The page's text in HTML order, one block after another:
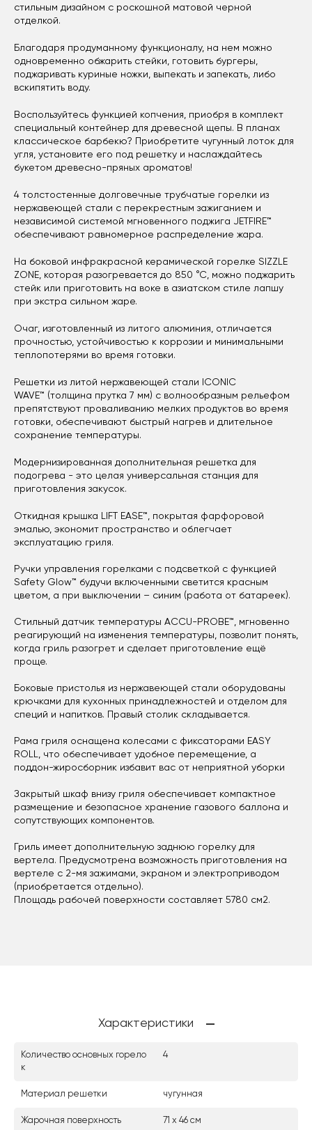
стильным дизайном с роскошной матовой черной
отделкой.
Благодаря продуманному функционалу, на нем можно
одновременно обжарить стейки, готовить бургеры,
поджаривать куриные ножки, выпекать и запекать, либо
вскипятить воду.
Воспользуйтесь функцией копчения, приобря в комплект
специальный контейнер для древесной щепы. В планах
классическое барбекю? Приобретите чугунный лоток для
угля, установите его под решетку и наслаждайтесь
букетом древесно-пряных ароматов!
4 толстостенные долговечные трубчатые горелки из
нержавеющей стали с перекрестным зажиганием и
независимой системой мгновенного поджига JETFIRE™
обеспечивают равномерное распределение жара.
На боковой инфракрасной керамической горелке SIZZLE
ZONE, которая разогревается до 850 °С, можно поджарить
стейк или приготовить на воке в азиатском стиле лапшу
при экстра сильном жаре.
Очаг, изготовленный из литого алюминия, отличается
прочностью, устойчивостью к коррозии и минимальными
теплопотерями во время готовки.
Решетки из литой нержавеющей стали ICONIC
WAVE™ (толщина прутка 7 мм) с волнообразным рельефом
препятствуют проваливанию мелких продуктов во время
готовки, обеспечивают быстрый нагрев и длительное
сохранение температуры.
Модернизированная дополнительная решетка для
подогрева - это целая универсальная станция ​​для
приготовления закусок.
Откидная крышка LIFT EASE™, покрытая фарфоровой
эмалью, экономит пространство и облегчает
эксплуатацию гриля.
Ручки управления горелками с подсветкой с функцией
Safety Glow™ будучи включенными светится красным
цветом, а при выключении – синим (работа от батареек).
Стильный датчик температуры ACCU-PROBE™, мгновенно
реагирующий на изменения температуры, позволит понять,
когда гриль разогрет и сделает приготовление ещё
проще.
Боковые пристолья из нержавеющей стали оборудованы
крючками для кухонных принадлежностей и отделом для
специй и напитков. Правый столик складывается.
Рама гриля оснащена колесами с фиксаторами EASY
ROLL, что обеспечивает удобное перемещение, а
поддон-жиросборник избавит вас от неприятной уборки
Закрытый шкаф внизу гриля обеспечивает компактное
размещение и безопасное хранение газового баллона и
сопутствующих компонентов.
Гриль имеет дополнительную заднюю горелку для
вертела. Предусмотрена возможность приготовления на
вертеле с 2-мя зажимами, экраном и электроприводом
(приобретается отдельно).
Площадь рабочей поверхности составляет 5780 см2.
Характеристики
Количество основных горело
к
4
Материал решетки чугунная
Жарочная поверхность 71 х 46 см